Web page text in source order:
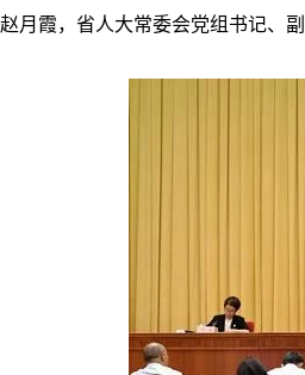
月霞，省人大常委会党组书记、